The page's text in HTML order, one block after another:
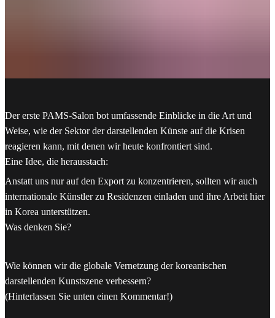
Der erste PAMS-Salon bot umfassende Einblicke in die Art und
Weise, wie der Sektor der darstellenden Künste auf die Krisen
reagieren kann, mit denen wir heute konfrontiert sind.
Eine Idee, die herausstach:
Anstatt uns nur auf den Export zu konzentrieren, sollten wir auch
internationale Künstler zu Residenzen einladen und ihre Arbeit hier
in Korea unterstützen.
Was denken Sie?
Wie können wir die globale Vernetzung der koreanischen
darstellenden Kunstszene verbessern?
(Hinterlassen Sie unten einen Kommentar!)